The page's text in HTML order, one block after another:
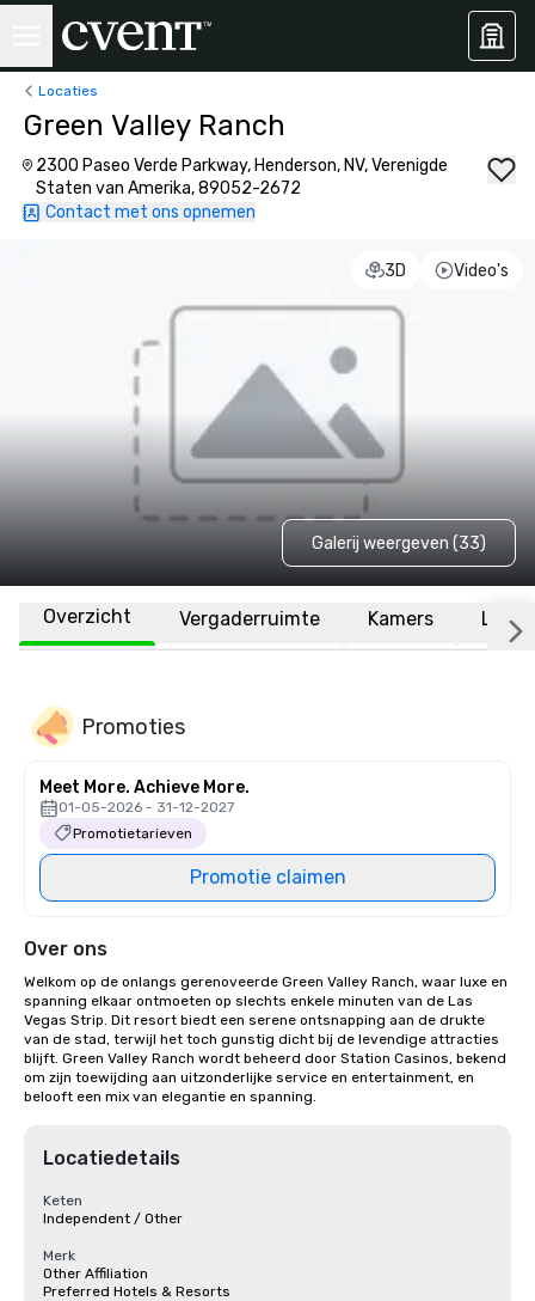
Locaties
Green Valley Ranch
2300 Paseo Verde Parkway, Henderson, NV, Verenigde
Staten van Amerika, 89052-2672
Contact met ons opnemen
3D Video's
Galerij weergeven (33)
Overzicht Vergaderruimte Kamers
Promoties
Meet More. Achieve More.
01-05-2026 - 31-12-2027
Promotietarieven
Promotie claimen
Over ons
Welkom op de onlangs gerenoveerde Green Valley Ranch, waar luxe en
spanning elkaar ontmoeten op slechts enkele minuten van de Las
Vegas Strip. Dit resort biedt een serene ontsnapping aan de drukte
van de stad, terwijl het toch gunstig dicht bij de levendige attracties
blijft. Green Valley Ranch wordt beheerd door Station Casinos, bekend
om zijn toewijding aan uitzonderlijke service en entertainment, en
belooft een mix van elegantie en spanning.
Locatiedetails
Keten
Independent / Other
Merk
Other Affiliation
Preferred Hotels & Resorts